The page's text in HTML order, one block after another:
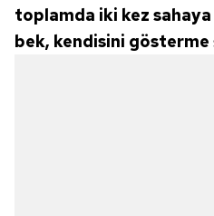
toplamda iki kez sahaya
bek, kendisini gösterme